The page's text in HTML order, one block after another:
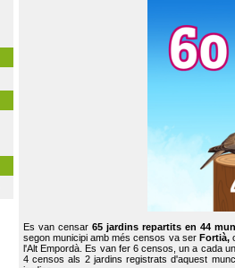
Es van censar65 jardins repartits en 44
segon municipi amb més censos va ser Fortià,
l'Alt Empordà. Es van fer 6 censos, un a cada
4 censos als 2 jardins registrats d'aquest